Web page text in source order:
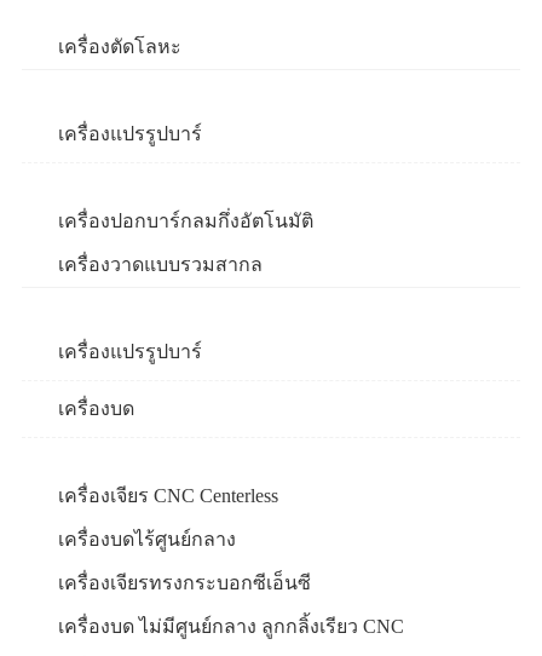
เครื่องตัดโลหะ
เครื่องแปรรูปบาร์
เครื่องปอกบาร์กลมกึ่งอัตโนมัติ
เครื่องวาดแบบรวมสากล
เครื่องแปรรูปบาร์
เครื่องบด
เครื่องเจียร CNC Centerless
เครื่องบดไร้ศูนย์กลาง
เครื่องเจียรทรงกระบอกซีเอ็นซี
เครื่องบด ไม่มีศูนย์กลาง ลูกกลิ้งเรียว CNC